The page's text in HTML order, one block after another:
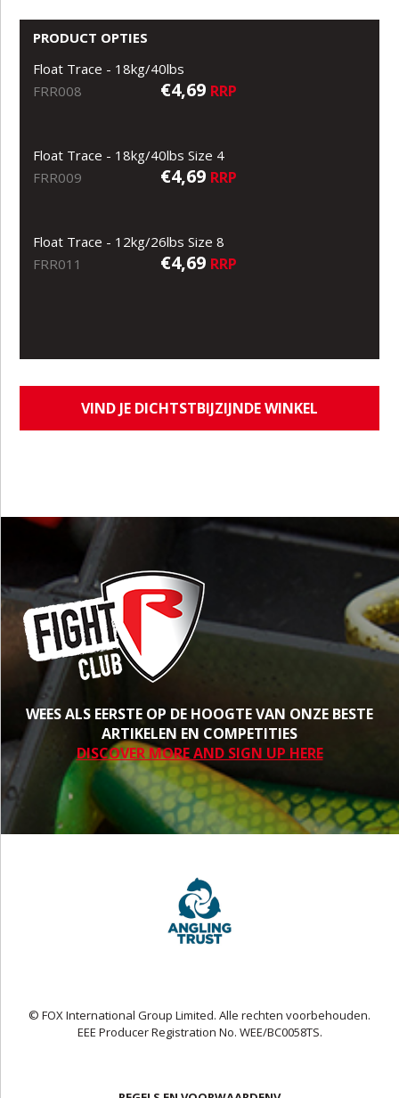
PRODUCT OPTIES
Float Trace - 18kg/40lbs
FRR008
€4,69 RRP
Float Trace - 18kg/40lbs Size 4
FRR009
€4,69 RRP
Float Trace - 12kg/26lbs Size 8
FRR011
€4,69 RRP
VIND JE DICHTSTBIJZIJNDE WINKEL
WEES ALS EERSTE OP DE HOOGTE VAN ONZE BESTE
ARTIKELEN EN COMPETITIES
DISCOVER MORE AND SIGN UP HERE
© FOX International Group Limited. Alle rechten voorbehouden.
EEE Producer Registration No. WEE/BC0058TS.